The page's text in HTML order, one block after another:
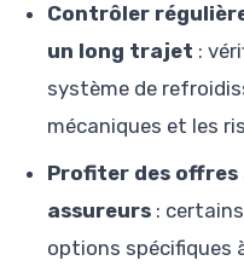
Contrôler
un long trajet :
système de
mécaniques et les
Profiter des offres
assureurs :
options spécifiques